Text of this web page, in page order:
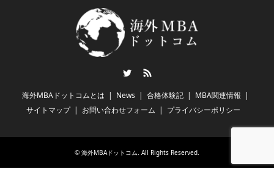
海外MBAドットコムとは News 合格体験記
MBA関連情報
サイトマップ
お問い合わせフォーム プライバシーポリシー
© 海外MBAドットコム . All Rights Reserved.